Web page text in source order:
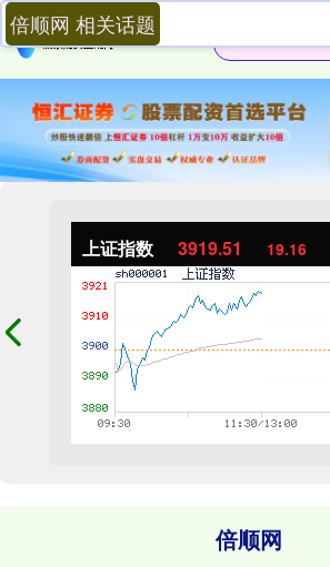
上证指数 3919.51 19.16
倍顺网
倍顺网 相关话题